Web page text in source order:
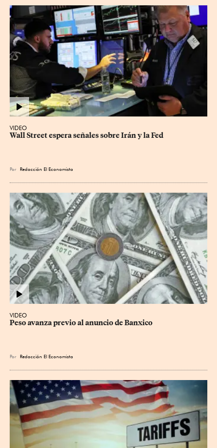
VIDEO
Wall Street espera señales sobre Irán y la Fed
Por Redacción El Economista
VIDEO
Peso avanza previo al anuncio de Banxico
Por Redacción El Economista